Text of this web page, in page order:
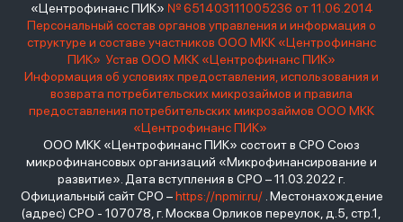
«Центрофинанс ПИК» № 651403111005236 от 11.06.2014
Персональный состав органов управления и информация о
структуре и составе участников ООО МКК «Центрофинанс
ПИК» Устав ООО МКК «Центрофинанс ПИК»
Информация об условиях предоставления, использования и
возврата потребительских микрозаймов и правила
предоставления потребительских микрозаймов ООО МКК
«Центрофинанс ПИК»
ООО МКК «Центрофинанс ПИК» состоит в СРО Союз
микрофинансовых организаций «Микрофинансирование и
развитие». Дата вступления в СРО – 11.03.2022 г.
Официальный сайт СРО –https://npmir.ru/. Местонахождение
(адрес) СРО - 107078, г. Москва Орликов переулок, д.5, стр.1,